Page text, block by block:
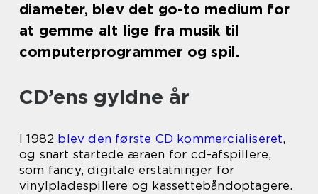
diameter, blev det go-to medium for
at gemme alt lige fra musik til
computerprogrammer og spil.
CD’ens gyldne år
I 1982 blev den første CD kommercialiseret,
og snart startede æraen for cd-afspillere,
som fancy, digitale erstatninger for
vinylpladespillere og kassettebåndoptagere.